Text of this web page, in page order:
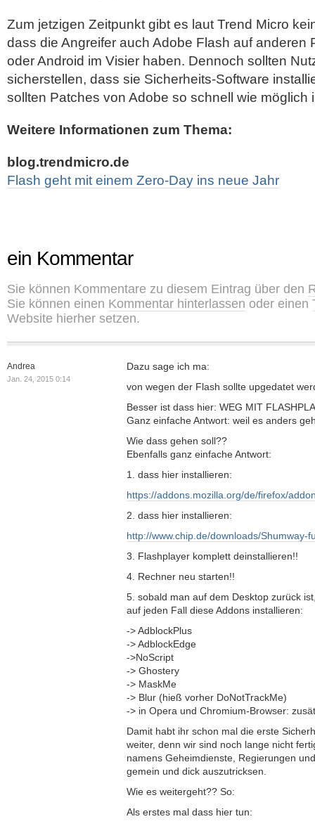
Zum jetzigen Zeitpunkt gibt es laut Trend Micro
dass die Angreifer auch Adobe Flash auf anderen
oder Android im Visier haben. Dennoch sollten
sicherstellen, dass sie Sicherheits-Software
sollten Patches von Adobe so schnell wie möglich
Weitere Informationen zum Thema:
blog.trendmicro.de
Flash geht mit einem Zero-Day ins neue Jahr
ein Kommentar
Sie können Kommentare zu diesem Eintrag über den
Sie können einen Kommentar hinterlassen oder einen
Website hierher setzen.
Andrea
Jan. 24, 2015 0:14
Dazu sage ich ma:
von wegen der Flash sollte upgedatet
Besser ist dass hier: WEG MIT
Ganz einfache Antwort: weil es anders
Wie dass gehen soll??
Ebenfalls ganz einfache Antwort:
1. dass hier installieren:
https://addons.mozilla.org/de/firefox/
2. dass hier installieren:
http://www.chip.de/downloads/Shumway-
3. Flashplayer komplett deinstallieren!!
4. Rechner neu starten!!
5. sobald man auf dem Desktop zurück
auf jeden Fall diese Addons installieren:
-> AdblockPlus
-> AdblockEdge
->NoScript
-> Ghostery
-> MaskMe
-> Blur (hieß vorher DoNotTrackMe)
-> in Opera und Chromium-Browser:
Damit habt ihr schon mal die erste
weiter, denn wir sind noch lange nicht
namens Geheimdienste, Regierungen
gemein und dick auszutricksen.
Wie es weitergeht?? So:
Als erstes mal dass hier tun: